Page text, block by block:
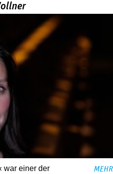
war einer der
MEHR